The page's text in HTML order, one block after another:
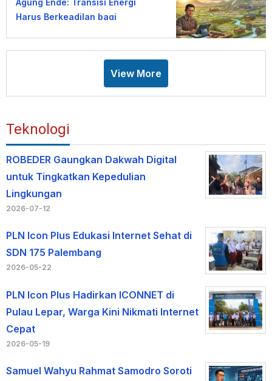
Agung Ende: Transisi Energi
Harus Berkeadilan bagi
View More
Teknologi
ROBEDER Gaungkan Dakwah Digital
untuk Tingkatkan Kepedulian
Lingkungan
2026-07-12
PLN Icon Plus Edukasi Internet Sehat di
SDN 175 Palembang
2026-05-22
PLN Icon Plus Hadirkan ICONNET di
Pulau Lepar, Warga Kini Nikmati Internet
Cepat
2026-05-19
Samuel Wahyu Rahmat Samodro Soroti